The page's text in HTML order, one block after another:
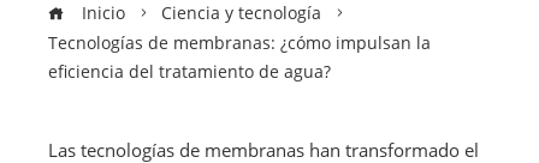
Inicio
Ciencia y tecnología
Tecnologías de membranas: ¿cómo impulsan la
eficiencia del tratamiento de agua?
Las tecnologías de membranas han transformado el